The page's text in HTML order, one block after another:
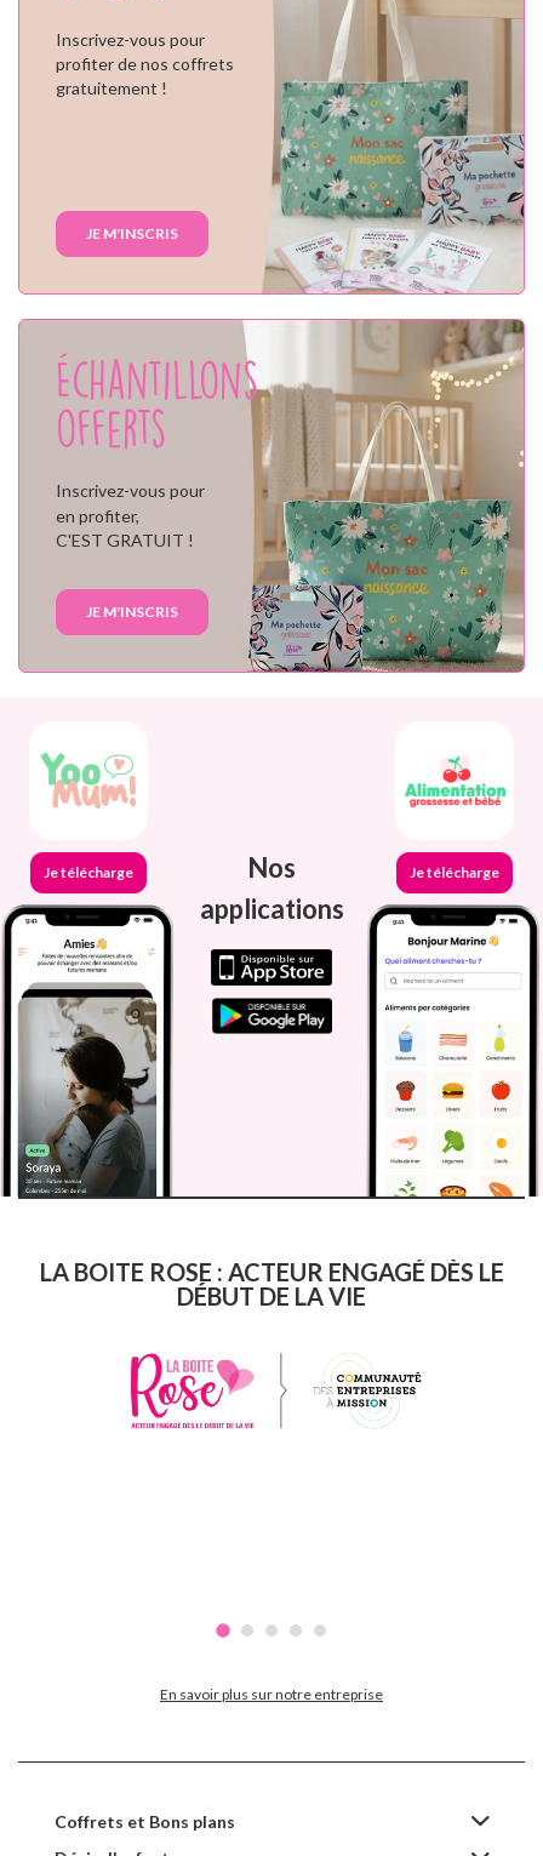
Inscrivez-vous pour
profiter de nos coffrets
gratuitement !
JE M'INSCRIS
Échantillons
offerts
Inscrivez-vous pour
en profiter,
C'EST GRATUIT !
JE M'INSCRIS
Je télécharge
Nos
applications
Je télécharge
LA BOITE ROSE : ACTEUR ENGAGÉ DÈS LE
DÉBUT DE LA VIE
En savoir plus sur notre entreprise
Coffrets et Bons plans